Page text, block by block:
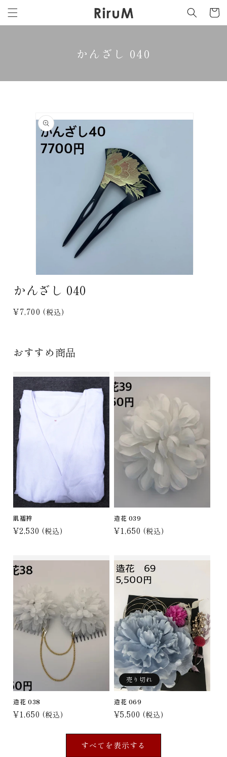
ンツに
進む
ー
ト
かんざし 040
報にス
キップ
モ
ダ
で
ア
(1)
く
かんざし 040
通
格
¥7,700(税込)
おすすめ商品
肌襦袢
通
格
¥2,530(税込)
造花 039
通
格
¥1,650 (税込)
造花 038
通
¥1,650(税込)
売り切れ
造花 069
通
価
格
¥5,500 (税込)
すべてを表示する